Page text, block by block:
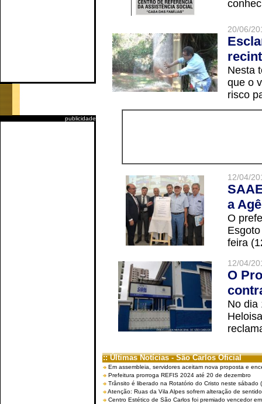
publicidade
20/06/
Nesta
que o
risco
12/04/
a
O
feira
12/04/
O
No dia
:: Últimas Notícias - São Carlos Oficial
Em assembleia, servidores aceitam nova proposta e
Prefeitura prorroga REFIS 2024 até 20 de dezembro
Trânsito é liberado na Rotatório do Cristo neste sábado
Atenção: Ruas da Vila Alpes sofrem alteração de
Centro Estético de São Carlos foi premiado vencedor